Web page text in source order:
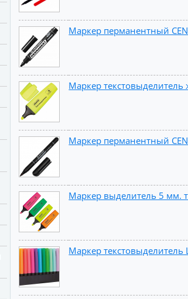
Маркер перманентный
Маркер текстовыделитель
Маркер перманентный
Маркер выделитель 5 мм.
Маркер текстовыделитель